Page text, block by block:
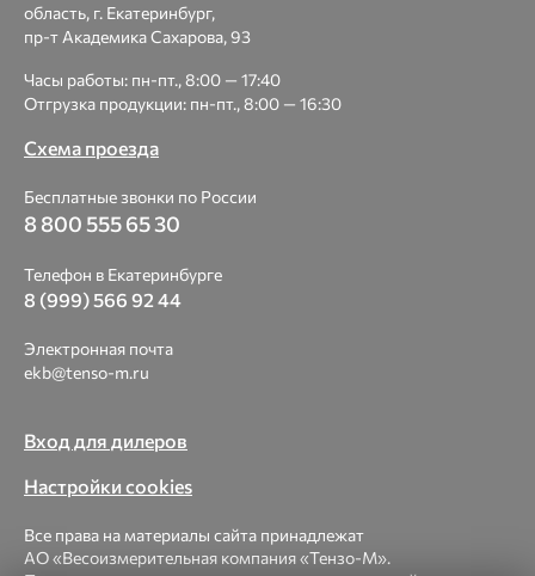
область, г. Екатеринбург,
пр-т Академика Сахарова, 93
Часы работы: пн-пт., 8:00 — 17:40
Отгрузка продукции: пн-пт., 8:00 — 16:30
Схема проезда
Бесплатные звонки по России
8 800 555 65 30
Телефон в Екатеринбурге
8 (999) 566 92 44
Электронная почта
ekb@tenso-m.ru
Вход для дилеров
Настройки cookies
Все права на материалы сайта принадлежат
АО «Весоизмерительная компания «Тензо-М».